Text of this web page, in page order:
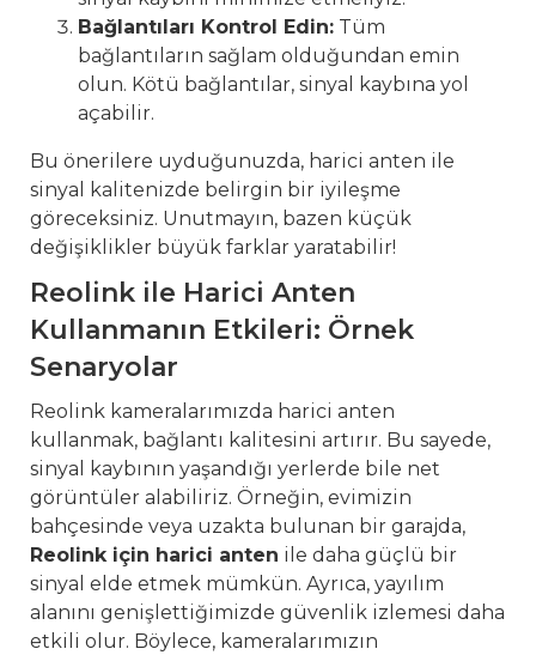
Bağlantıları Kontrol Edin: Tüm
bağlantıların sağlam olduğundan emin
olun. Kötü bağlantılar, sinyal kaybına yol
açabilir.
Bu önerilere uyduğunuzda, harici anten ile
sinyal kalitenizde belirgin bir iyileşme
göreceksiniz. Unutmayın, bazen küçük
değişiklikler büyük farklar yaratabilir!
Reolink ile Harici Anten
Kullanmanın Etkileri: Örnek
Senaryolar
Reolink kameralarımızda harici anten
kullanmak, bağlantı kalitesini artırır. Bu sayede,
sinyal kaybının yaşandığı yerlerde bile net
görüntüler alabiliriz. Örneğin, evimizin
bahçesinde veya uzakta bulunan bir garajda,
Reolink için harici anten ile daha güçlü bir
sinyal elde etmek mümkün. Ayrıca, yayılım
alanını genişlettiğimizde güvenlik izlemesi daha
etkili olur. Böylece, kameralarımızın